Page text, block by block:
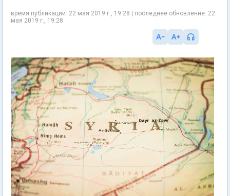
время публикации: 22 мая 2019 г., 19:28 | последнее обновление: 22
мая 2019 г., 19:28